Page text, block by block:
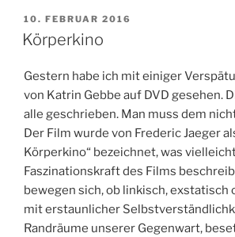
VERÖFFENTLICHT
AM
10. FEBRUAR 2016
Körperkino
Gestern habe ich mit einiger
von Katrin Gebbe auf DVD gesehen.
alle geschrieben. Man muss dem
Der Film wurde von Frederic Jaeger
Körperkino“ bezeichnet, was
Faszinationskraft des Films
bewegen sich, ob linkisch, exstatisch
mit erstaunlicher
Randräume unserer Gegenwart,